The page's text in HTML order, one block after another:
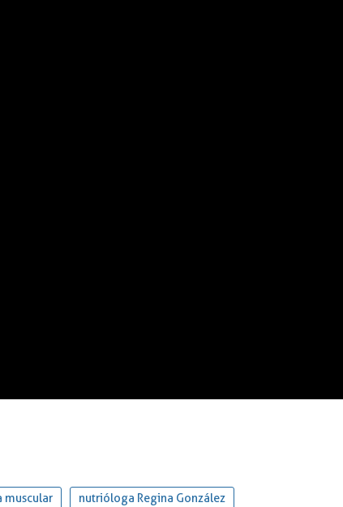
muscular nutrióloga Regina González